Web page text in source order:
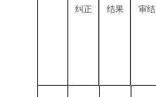
纠正 结果 审结